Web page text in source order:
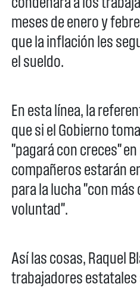
meses de enero y
que la inflación les
el sueldo.
En esta línea, la
que si el Gobierno
"pagará con creces"
compañeros estarán
para la lucha "con
voluntad".
Así las cosas, Raquel
trabajadores estatales